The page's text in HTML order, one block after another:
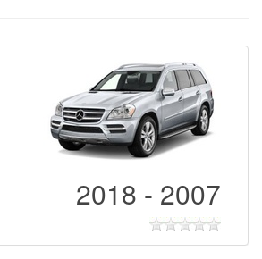
2007 - 2018